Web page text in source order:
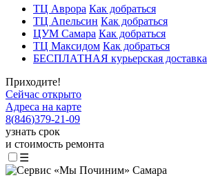
ТЦ Аврора Как добраться
ТЦ Апельсин Как добраться
ЦУМ Самара Как добраться
ТЦ Максидом Как добраться
БЕСПЛАТНАЯ курьерская доставка
Приходите!
Сейчас открыто
Адреса на карте
8(846)379-21-09
узнать срок
и стоимость ремонта
☰